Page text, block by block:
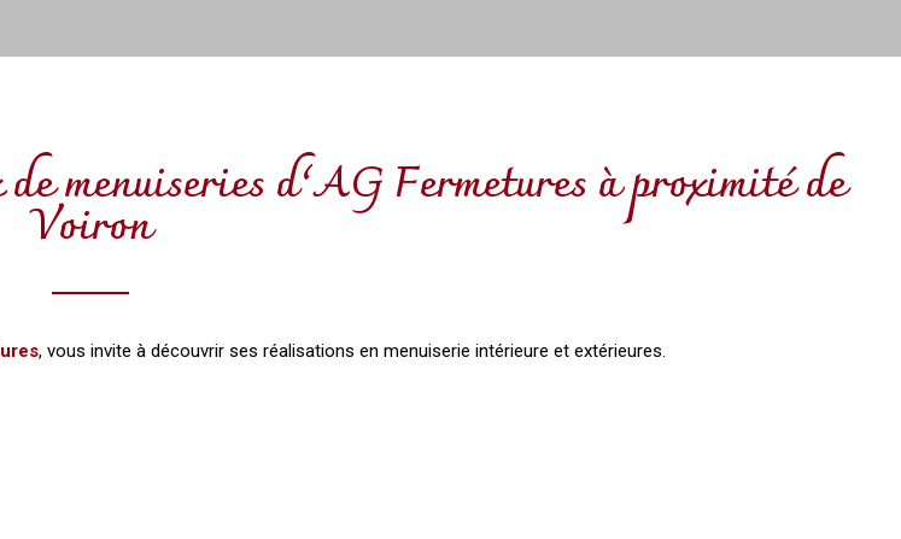
menuiseries d’AG Fermetures à proximité de
Voiron
, vous invite à découvrir ses réalisations en menuiserie intérieure et extérieures.